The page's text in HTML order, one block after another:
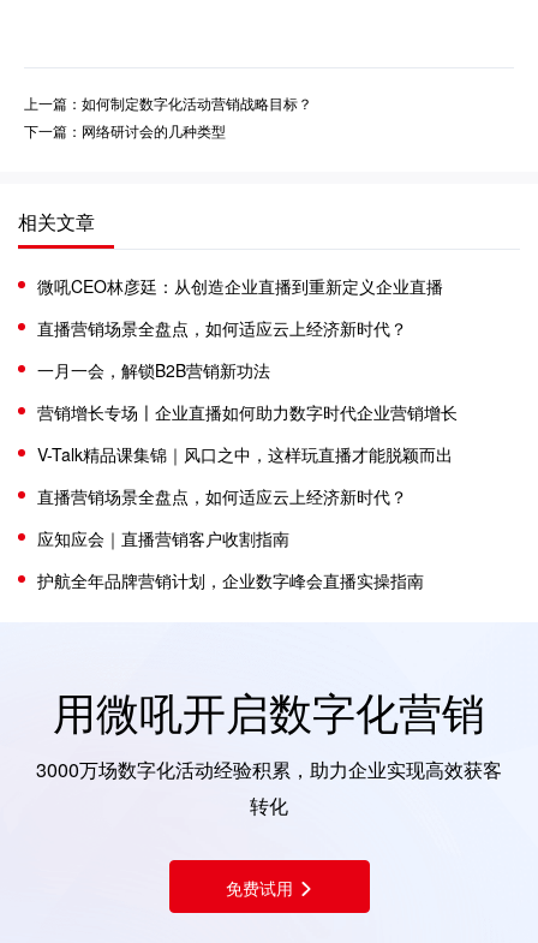
上一篇：如何制定数字化活动营销战略目标？
下一篇：网络研讨会的几种类型
相关文章
微吼CEO林彦廷：从创造企业直播到重新定义企业直播
直播营销场景全盘点，如何适应云上经济新时代？
一月一会，解锁B2B营销新功法
营销增长专场〡企业直播如何助力数字时代企业营销增长
V-Talk精品课集锦｜风口之中，这样玩直播才能脱颖而出
直播营销场景全盘点，如何适应云上经济新时代？
应知应会｜直播营销客户收割指南
护航全年品牌营销计划，企业数字峰会直播实操指南
用微吼开启数字化营销
3000万场数字化活动经验积累，助力企业实现高效获客
转化
免费试用